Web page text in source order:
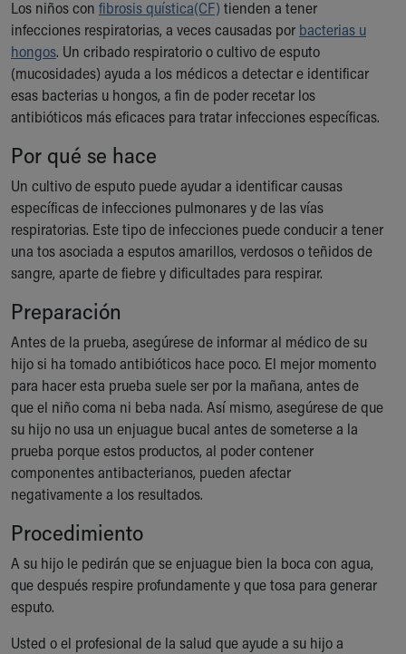
Ronald McDonald House Care Mobile
Health Centers
Symptom Checker
Financial Services
Price Estimates
Family Supports
New Parents
Find a Pediatrics Location
Find a Pediatrician
MyChart
Make an Appointment
Breastfeeding Medicine
Safe Sleep for Babies
Safe Sleep
About Akron Children's Pediatrics
Who We Are
Building a Brighter Future
Our Mission, Vision, Promise
Calendar of Events
Community Mission
Connect With Us
Newsroom
Our Leadership
Quality and Patient Safety
Unity and Engagement
Our History
Los niños con fibrosis quística(CF) tienden a tener
infecciones respiratorias, a veces causadas por bacterias u
hongos. Un cribado respiratorio o cultivo de esputo
(mucosidades) ayuda a los médicos a detectar e identificar
esas bacterias u hongos, a fin de poder recetar los
antibióticos más eficaces para tratar infecciones específicas.
Por qué se hace
Un cultivo de esputo puede ayudar a identificar causas
específicas de infecciones pulmonares y de las vías
respiratorias. Este tipo de infecciones puede conducir a tener
una tos asociada a esputos amarillos, verdosos o teñidos de
sangre, aparte de fiebre y dificultades para respirar.
Preparación
Antes de la prueba, asegúrese de informar al médico de su
hijo si ha tomado antibióticos hace poco. El mejor momento
para hacer esta prueba suele ser por la mañana, antes de
que el niño coma ni beba nada. Así mismo, asegúrese de que
su hijo no usa un enjuague bucal antes de someterse a la
prueba porque estos productos, al poder contener
componentes antibacterianos, pueden afectar
negativamente a los resultados.
Procedimiento
A su hijo le pedirán que se enjuague bien la boca con agua,
que después respire profundamente y que tosa para generar
esputo.
Usted o el profesional de la salud que ayude a su hijo a